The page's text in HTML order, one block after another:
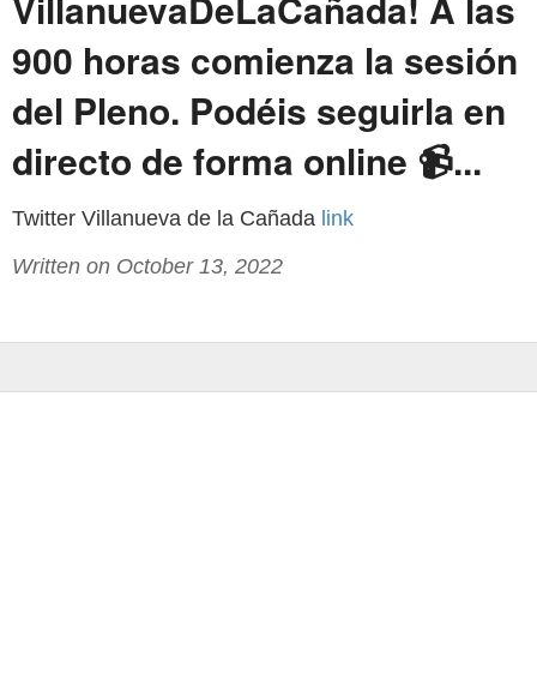
900 horas comienza la sesión
del Pleno. Podéis seguirla en
directo de forma online 📹...
Twitter Villanueva de la Cañada link
Written on October 13, 2022